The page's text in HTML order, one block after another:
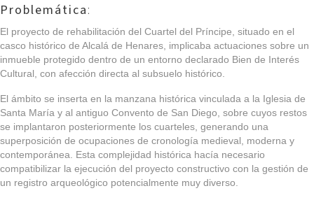
Problemática:
El proyecto de rehabilitación del Cuartel del Príncipe, situado en el
casco histórico de Alcalá de Henares, implicaba actuaciones sobre un
inmueble protegido dentro de un entorno declarado Bien de Interés
Cultural, con afección directa al subsuelo histórico.
El ámbito se inserta en la manzana histórica vinculada a la Iglesia de
Santa María y al antiguo Convento de San Diego, sobre cuyos restos
se implantaron posteriormente los cuarteles, generando una
superposición de ocupaciones de cronología medieval, moderna y
contemporánea. Esta complejidad histórica hacía necesario
compatibilizar la ejecución del proyecto constructivo con la gestión de
un registro arqueológico potencialmente muy diverso.